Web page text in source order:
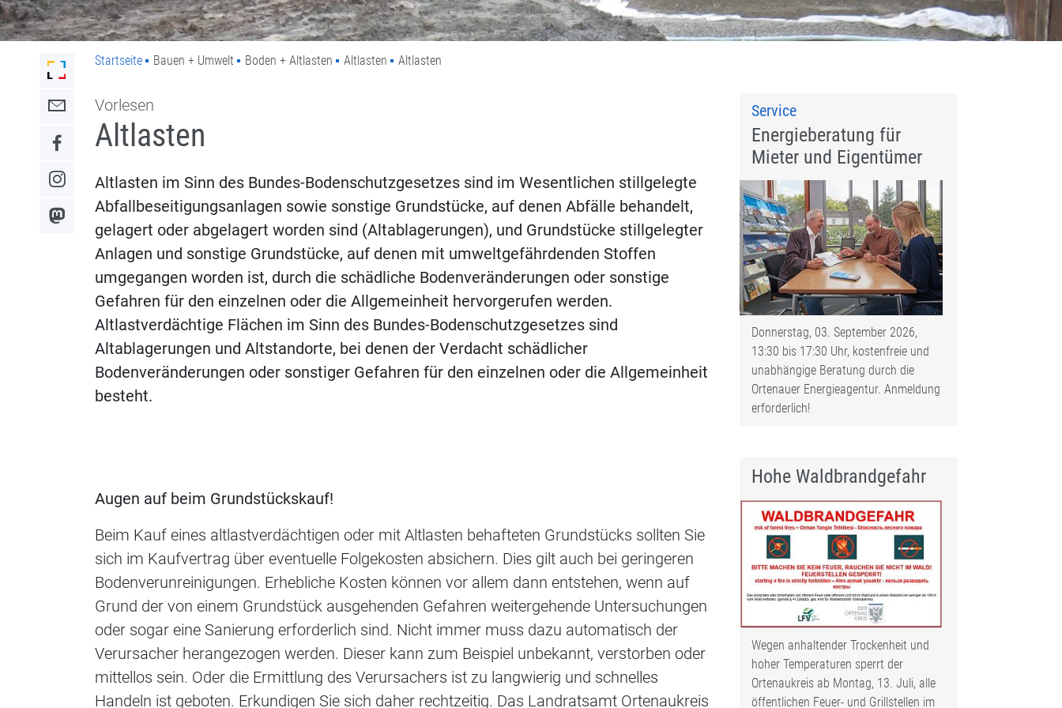
Link zur Startseite der Stadt Lahr
Link zum Kontaktformular
Link zum Facebook-Auftritt
Link zum Instagram-Auftritt
Link zum Mastodon-Kanal
Startseite Bauen + Umwelt Boden + Altlasten Altlasten Altlasten
Vorlesen
Altlasten
Altlasten im Sinn des Bundes-Bodenschutzgesetzes sind im Wesentlichen stillgelegte
Abfallbeseitigungsanlagen sowie sonstige Grundstücke, auf denen Abfälle behandelt,
gelagert oder abgelagert worden sind (Altablagerungen), und Grundstücke stillgelegter
Anlagen und sonstige Grundstücke, auf denen mit umweltgefährdenden Stoffen
umgegangen worden ist, durch die schädliche Bodenveränderungen oder sonstige
Gefahren für den einzelnen oder die Allgemeinheit hervorgerufen werden.
Altlastverdächtige Flächen im Sinn des Bundes-Bodenschutzgesetzes sind
Altablagerungen und Altstandorte, bei denen der Verdacht schädlicher
Bodenveränderungen oder sonstiger Gefahren für den einzelnen oder die Allgemeinheit
besteht.
Augen auf beim Grundstückskauf!
Beim Kauf eines altlastverdächtigen oder mit Altlasten behafteten Grundstücks sollten Sie
sich im Kaufvertrag über eventuelle Folgekosten absichern. Dies gilt auch bei geringeren
Bodenverunreinigungen. Erhebliche Kosten können vor allem dann entstehen, wenn auf
Grund der von einem Grundstück ausgehenden Gefahren weitergehende Untersuchungen
oder sogar eine Sanierung erforderlich sind. Nicht immer muss dazu automatisch der
Verursacher herangezogen werden. Dieser kann zum Beispiel unbekannt, verstorben oder
mittellos sein. Oder die Ermittlung des Verursachers ist zu langwierig und schnelles
Handeln ist geboten. Erkundigen Sie sich daher rechtzeitig. Das Landratsamt Ortenaukreis
Service
Energieberatung für
Mieter und Eigentümer
Donnerstag, 03. September 2026,
13:30 bis 17:30 Uhr, kostenfreie und
unabhängige Beratung durch die
Ortenauer Energieagentur. Anmeldung
erforderlich!
Hohe Waldbrandgefahr
Wegen anhaltender Trockenheit und
hoher Temperaturen sperrt der
Ortenaukreis ab Montag, 13. Juli, alle
öffentlichen Feuer- und Grillstellen im